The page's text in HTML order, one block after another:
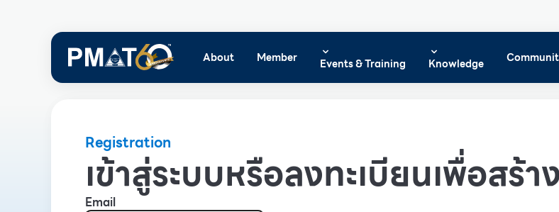
About Member Events & Training Knowledge
Registration
เข้าสู่ระบบหรือลงทะเบียนเพื่อสร้
Email